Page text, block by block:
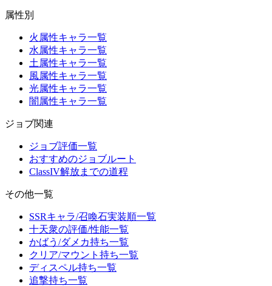
属性別
火属性キャラ一覧
水属性キャラ一覧
土属性キャラ一覧
風属性キャラ一覧
光属性キャラ一覧
闇属性キャラ一覧
ジョブ関連
ジョブ評価一覧
おすすめのジョブルート
ClassIV解放までの道程
その他一覧
SSRキャラ/召喚石実装順一覧
十天衆の評価/性能一覧
かばう/ダメカ持ち一覧
クリア/マウント持ち一覧
ディスペル持ち一覧
追撃持ち一覧